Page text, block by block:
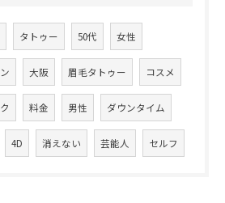
タトゥー 50代 女性
大阪 眉毛タトゥー コスメ
料金 男性 ダウンタイム
4D 消えない 芸能人 セルフ